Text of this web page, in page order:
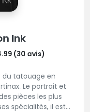
Ink
(30 avis)
du tatouage en
pièces les plus
spécialités, il est